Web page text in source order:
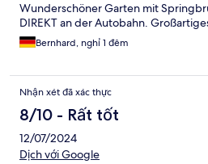
Wunderschöner Garten mit
DIREKT an der Autobahn.
Bernhard, nghỉ 1 đêm
Nhận xét đã xác thực
8/10 - Rất tốt
12/07/2024
Dịch với Google